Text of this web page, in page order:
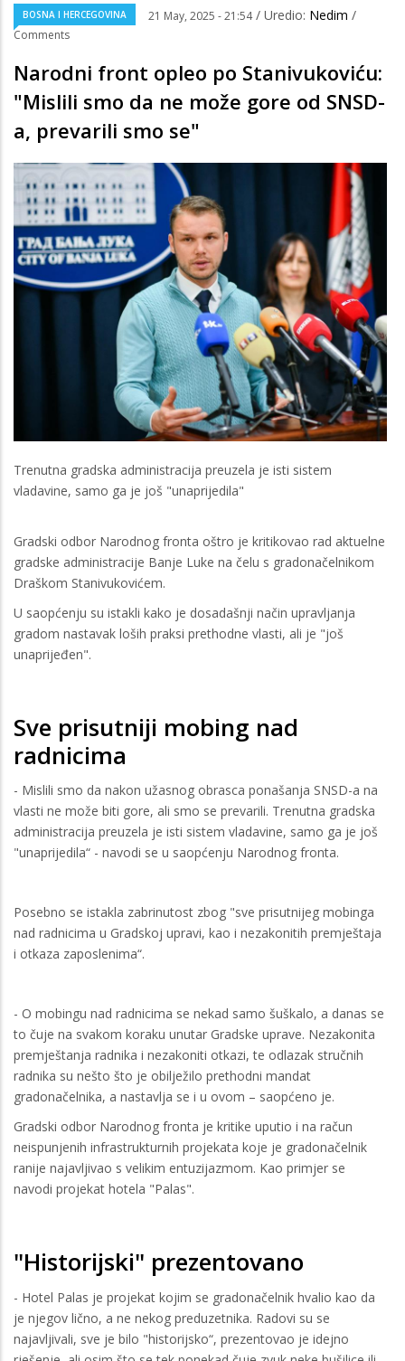
BOSNA I HERCEGOVINA 21 May, 2025 - 21:54 / Uredio: Nedim /
Comments
Narodni front opleo po Stanivukoviću:
"Mislili smo da ne može gore od SNSD-
a, prevarili smo se"
Trenutna gradska administracija preuzela je isti sistem
vladavine, samo ga je još "unaprijedila"
Gradski odbor Narodnog fronta oštro je kritikovao rad aktuelne
gradske administracije Banje Luke na čelu s gradonačelnikom
Draškom Stanivukovićem.
U saopćenju su istakli kako je dosadašnji način upravljanja
gradom nastavak loših praksi prethodne vlasti, ali je "još
unaprijeđen".
Sve prisutniji mobing nad
radnicima
- Mislili smo da nakon užasnog obrasca ponašanja SNSD-a na
vlasti ne može biti gore, ali smo se prevarili. Trenutna gradska
administracija preuzela je isti sistem vladavine, samo ga je još
"unaprijedila“ - navodi se u saopćenju Narodnog fronta.
Posebno se istakla zabrinutost zbog "sve prisutnijeg mobinga
nad radnicima u Gradskoj upravi, kao i nezakonitih premještaja
i otkaza zaposlenima“.
- O mobingu nad radnicima se nekad samo šuškalo, a danas se
to čuje na svakom koraku unutar Gradske uprave. Nezakonita
premještanja radnika i nezakoniti otkazi, te odlazak stručnih
radnika su nešto što je obilježilo prethodni mandat
gradonačelnika, a nastavlja se i u ovom – saopćeno je.
Gradski odbor Narodnog fronta je kritike uputio i na račun
neispunjenih infrastrukturnih projekata koje je gradonačelnik
ranije najavljivao s velikim entuzijazmom. Kao primjer se
navodi projekat hotela "Palas".
"Historijski" prezentovano
- Hotel Palas je projekat kojim se gradonačelnik hvalio kao da
je njegov lično, a ne nekog preduzetnika. Radovi su se
najavljivali, sve je bilo "historijsko“, prezentovao je idejno